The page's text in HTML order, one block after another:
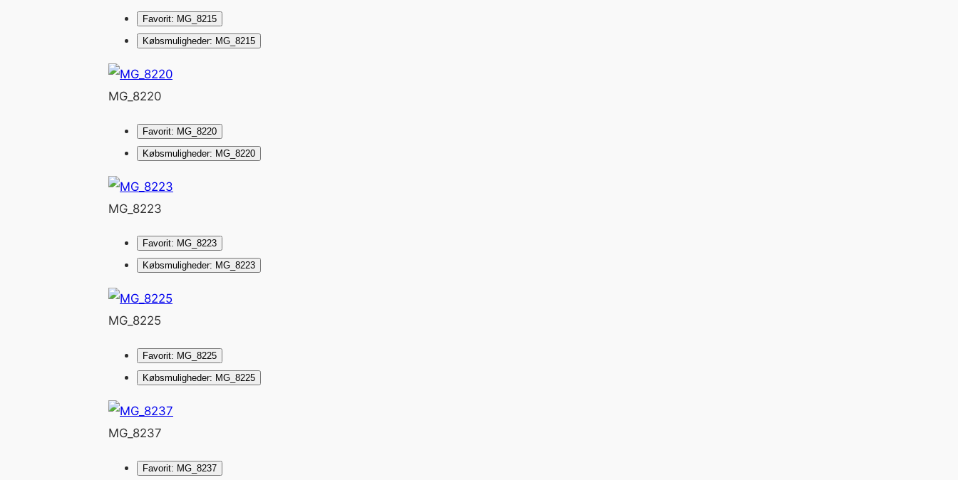
Favorit: MG_8215
Købsmuligheder: MG_8215
MG_8220
Favorit: MG_8220
Købsmuligheder: MG_8220
MG_8223
Favorit: MG_8223
Købsmuligheder: MG_8223
MG_8225
Favorit: MG_8225
Købsmuligheder: MG_8225
MG_8237
Favorit: MG_8237